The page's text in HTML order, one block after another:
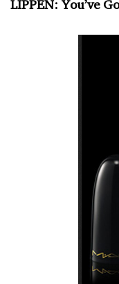
LIPPEN: You’ve